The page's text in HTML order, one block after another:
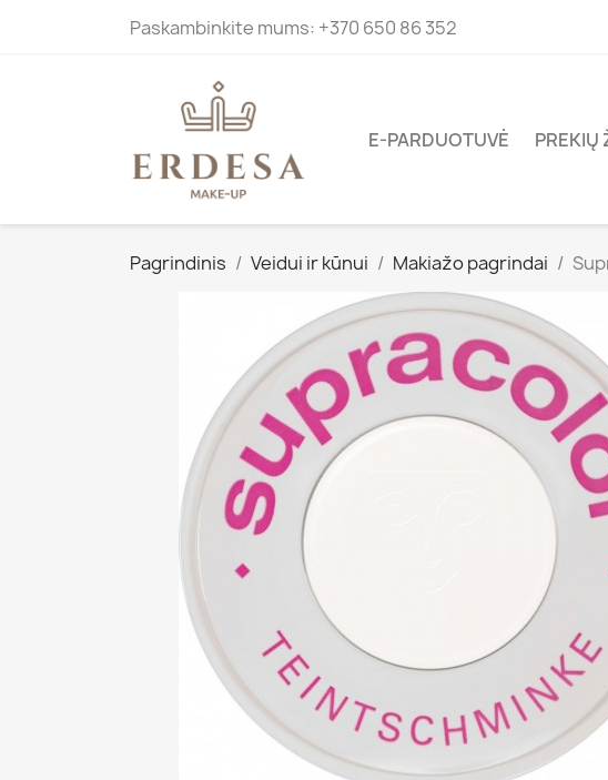
Paskambinkite mums: +370 650 86 352
E-PARDUOTUVĖ PREKIŲ
Pagrindinis Veidui ir kūnui Makiažo pagrindai